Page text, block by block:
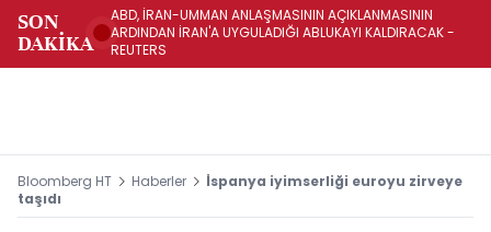
SON
DAKİKA
ABD, İRAN-UMMAN ANLAŞMASININ AÇIKLANMASININ
ARDINDAN İRAN'A UYGULADIĞI ABLUKAYI KALDIRACAK -
REUTERS
Bloomberg HT Haberler
İspanya iyimserliği euroyu zirveye
taşıdı